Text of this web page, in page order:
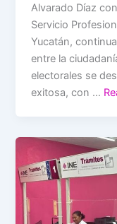
Alvarado Díaz
Servicio
Yucatán,
entre la
electorales se
exitosa, con …